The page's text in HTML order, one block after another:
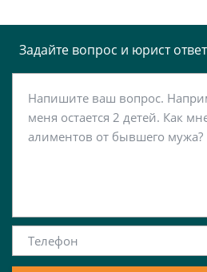
Задайте вопрос и юрист